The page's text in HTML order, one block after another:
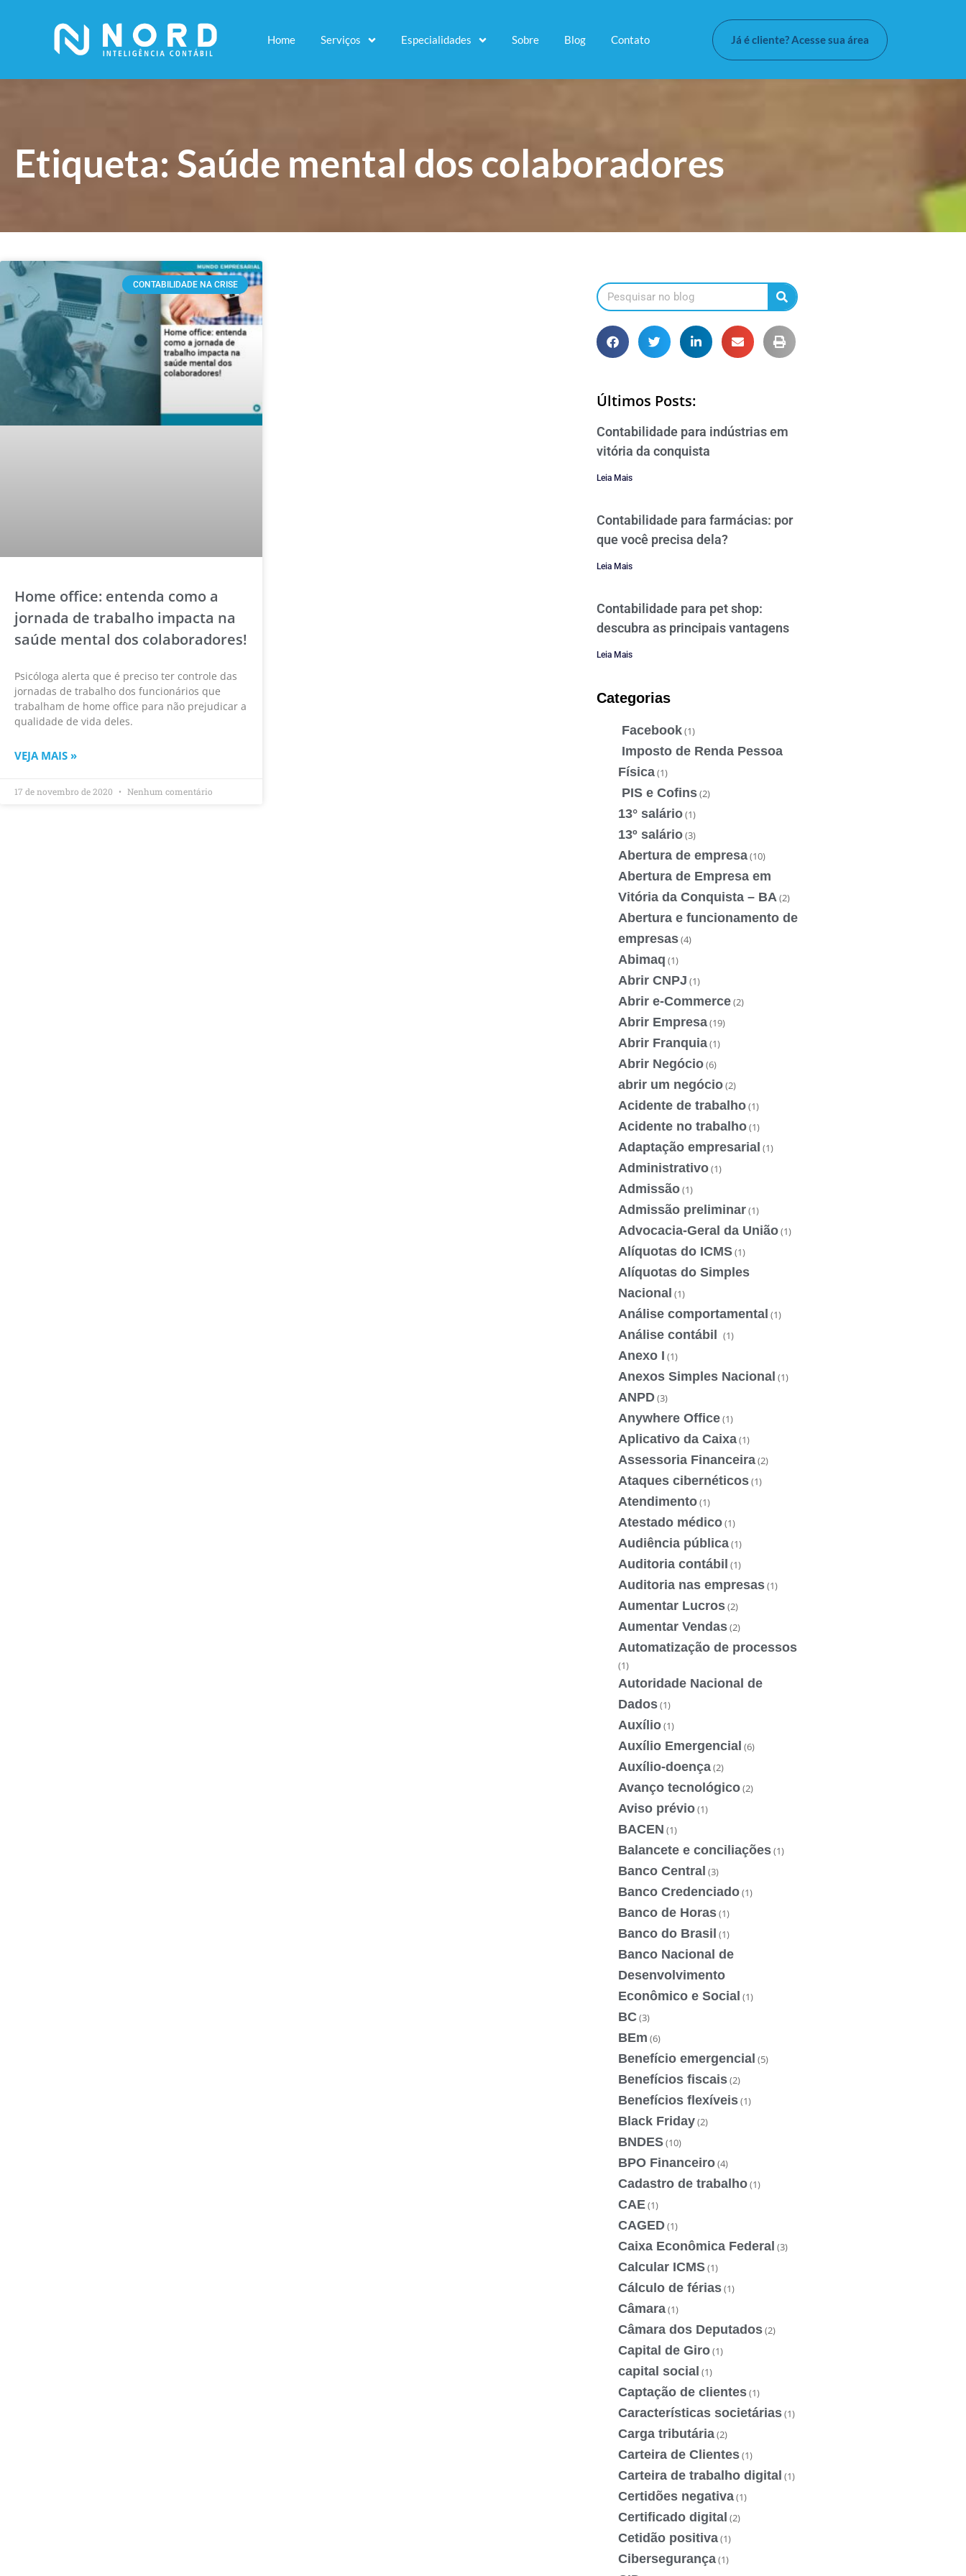
Home Serviços Especialidades Sobre Blog Contato Já é cliente? Acesse sua área
Etiqueta: Saúde mental dos colaboradores
CONTABILIDADE NA CRISE
Home office: entenda como a
jornada de trabalho impacta na
saúde mental dos colaboradores!
Psicóloga alerta que é preciso ter controle das
jornadas de trabalho dos funcionários que
trabalham de home office para não prejudicar a
qualidade de vida deles.
VEJA MAIS »
17 de novembro de 2020 Nenhum comentário
Últimos Posts:
Contabilidade para indústrias em
vitória da conquista
Leia Mais
Contabilidade para farmácias: por
que você precisa dela?
Leia Mais
Contabilidade para pet shop:
descubra as principais vantagens
Leia Mais
Categorias
Facebook(1)
Imposto de Renda Pessoa
Física(1)
PIS e Cofins(2)
13° salário(1)
13º salário(3)
Abertura de empresa(10)
Abertura de Empresa em
Vitória da Conquista – BA(2)
Abertura e funcionamento de
empresas(4)
Abimaq (1)
Abrir CNPJ (1)
Abrir e-Commerce(2)
Abrir Empresa(19)
Abrir Franquia(1)
Abrir Negócio(6)
abrir um negócio(2)
Acidente de trabalho(1)
Acidente no trabalho(1)
Adaptação empresarial (1)
Administrativo(1)
Admissão(1)
Admissão preliminar(1)
Advocacia-Geral da União(1)
Alíquotas do ICMS(1)
Alíquotas do Simples
Nacional (1)
Análise comportamental (1)
Análise contábil (1)
Anexo I (1)
Anexos Simples Nacional (1)
ANPD(3)
Anywhere Office(1)
Aplicativo da Caixa(1)
Assessoria Financeira(2)
Ataques cibernéticos(1)
Atendimento(1)
Atestado médico(1)
Audiência pública(1)
Auditoria contábil (1)
Auditoria nas empresas(1)
Aumentar Lucros(2)
Aumentar Vendas(2)
Automatização de processos
(1)
Autoridade Nacional de
Dados(1)
Auxílio(1)
Auxílio Emergencial (6)
Auxílio-doença(2)
Avanço tecnológico(2)
Aviso prévio(1)
BACEN (1)
Balancete e conciliações(1)
Banco Central (3)
Banco Credenciado(1)
Banco de Horas(1)
Banco do Brasil (1)
Banco Nacional de
Desenvolvimento
Econômico e Social (1)
BC(3)
BEm (6)
Benefício emergencial (5)
Benefícios fiscais(2)
Benefícios flexíveis(1)
Black Friday(2)
BNDES(10)
BPO Financeiro(4)
Cadastro de trabalho(1)
CAE(1)
CAGED(1)
Caixa Econômica Federal (3)
Calcular ICMS(1)
Cálculo de férias(1)
Câmara(1)
Câmara dos Deputados(2)
Capital de Giro(1)
capital social (1)
Captação de clientes(1)
Características societárias(1)
Carga tributária(2)
Carteira de Clientes(1)
Carteira de trabalho digital (1)
Certidões negativa(1)
Certificado digital (2)
Cetidão positiva(1)
Cibersegurança(1)